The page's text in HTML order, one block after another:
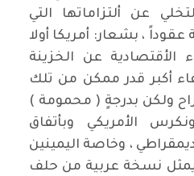
عن ألتزاماتها التي
عقوداً ، بشعار: أمريكا أولا
الأقتصادية عن الخزينة
أكبر قدر ممكن من تلك
ولكن بدرجةٍ ( محمومة )
الأمريكي وبأتفاق
، وخاصة اليمينين
نسخة عربية من حلف